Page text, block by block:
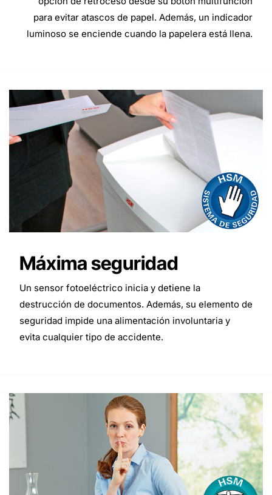
para evitar atascos de papel. Además, un indicador
luminoso se enciende cuando la papelera está llena.
Máxima seguridad
Un sensor fotoeléctrico inicia y detiene la
destrucción de documentos. Además, su elemento de
seguridad impide una alimentación involuntaria y
evita cualquier tipo de accidente.